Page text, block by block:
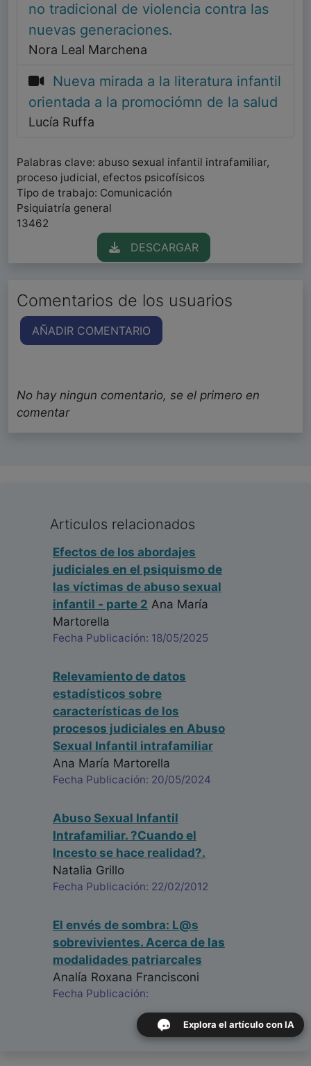
no tradicional de violencia contra las
nuevas generaciones.
Nora Leal Marchena
Nueva mirada a la literatura infantil
orientada a la promociómn de la salud
Lucía Ruffa
Palabras clave: abuso sexual infantil intrafamiliar,
proceso judicial, efectos psicofísicos
Tipo de trabajo: Comunicación
Psiquiatría general
13462
DESCARGAR
Comentarios de los usuarios
AÑADIR COMENTARIO
No hay ningun comentario, se el primero en
comentar
Articulos relacionados
Efectos de los abordajes
judiciales en el psiquismo de
las víctimas de abuso sexual
infantil - parte 2 Ana María
Martorella
Fecha Publicación: 18/05/2025
Relevamiento de datos
estadísticos sobre
características de los
procesos judiciales en Abuso
Sexual Infantil intrafamiliar
Ana María Martorella
Fecha Publicación: 20/05/2024
Abuso Sexual Infantil
Intrafamiliar. ?Cuando el
Incesto se hace realidad?.
Natalia Grillo
Fecha Publicación: 22/02/2012
El envés de sombra: L@s
sobrevivientes. Acerca de las
modalidades patriarcales
Analía Roxana Francisconi
Fecha Publicación:
Explora el artículo con IA